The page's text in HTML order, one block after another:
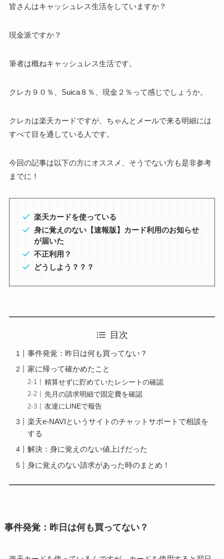
皆さんはキャッシュレス生活をしていますか？
現金派ですか？
筆者は概ねキャッシュレス生活です。
クレカ９０％、Suica８％、現金２％って感じでしょうか。
クレカは楽天カードですが、ちゃんとメールで来る明細には
すべて目を通している人です。
今回の記事は以下の方にオススメ、そうでない方も是非参考
までに！
楽天カードを使っている
身に覚えのない【速報版】カード利用のお知らせ
が届いた
不正利用？
どうしよう？？？
目次
事件発覚：昨日は何も買ってない？
家に帰って確かめたこと
精算せずに貯めていたレシートの確認
先月の請求明細で固定費を確認
友達にLINEで報告
楽天e-NAVIというサイトのチャットサポートで相談を
する
解決：身に覚えのない値上げだった
身に覚えのない請求があった時のまとめ！
事件発覚：昨日は何も買ってない？